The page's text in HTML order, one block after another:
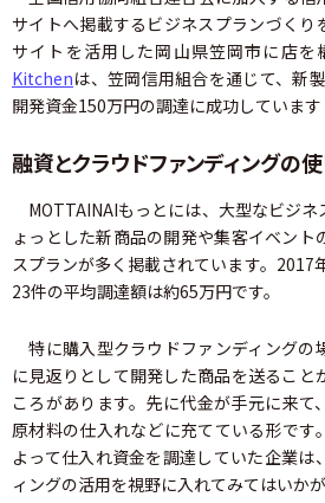
サイトへ掲載するビジネスプランづくり
サイトを活用した岡山県笠岡市に店を
Kitchenは、笠岡信用組合を通じて、新
開発資金150万円の調達に成功しています
融資とクラウドファンディングの
MOTTAINAIもっとには、大型なビジネ
ょっとした新商品の開発や集客イベント
スプランが多く掲載されています。2017
23件の平均調達額は約65万円です。
特に購入型クラウドファンディングの
に見返りとして開発した商品を送ること
ころがあります。先に代金が手元に来て
原材料の仕入れなどに充てている形です
よって仕入れ資金を調達していた企業は
ィングの活用を視野に入れてみてはいかが